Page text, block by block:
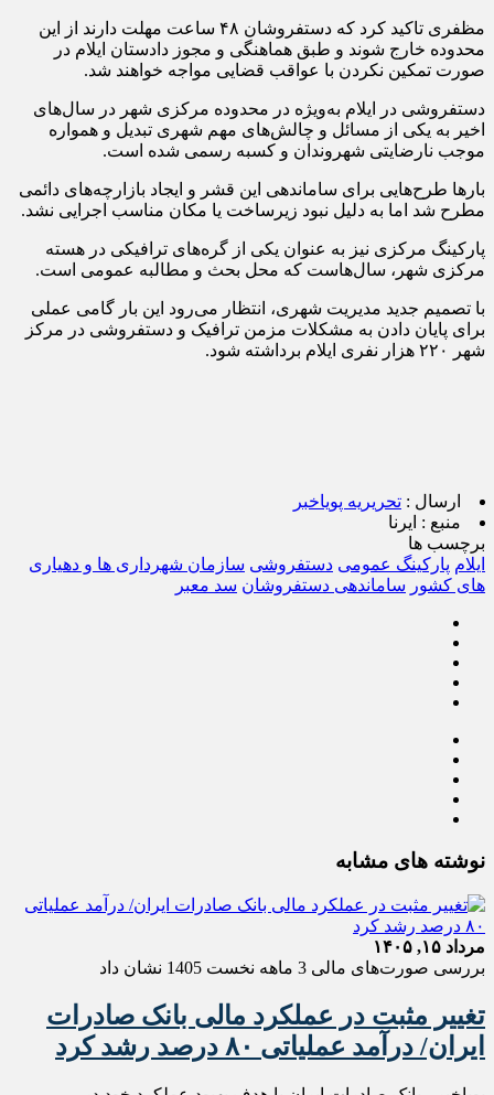
مظفری تاکید کرد که دستفروشان ۴۸ ساعت مهلت دارند از این
محدوده خارج شوند و طبق هماهنگی و مجوز دادستان ایلام در
صورت تمکین نکردن با عواقب قضایی مواجه خواهند شد.
دستفروشی در ایلام به‌ویژه در محدوده مرکزی شهر در سال‌های
اخیر به یکی از مسائل و چالش‌های مهم شهری تبدیل و همواره
موجب نارضایتی شهروندان و کسبه رسمی شده است.
بارها طرح‌هایی برای ساماندهی این قشر و ایجاد بازارچه‌های دائمی
مطرح شد اما به دلیل نبود زیرساخت یا مکان مناسب اجرایی نشد.
پارکینگ مرکزی نیز به‌ عنوان یکی از گره‌های ترافیکی در هسته
مرکزی شهر، سال‌هاست که محل بحث و مطالبه عمومی است.
با تصمیم جدید مدیریت شهری، انتظار می‌رود این بار گامی عملی
برای پایان دادن به مشکلات مزمن ترافیک و دستفروشی در مرکز
شهر ۲۲۰ هزار نفری ایلام برداشته شود.
ارسال : تحریریه پویاخبر
منبع : ایرنا
برچسب ها
ایلام پارکینگ عمومی دستفروشی سازمان شهرداری ها و دهیاری
های کشور ساماندهی دستفروشان سد معبر
نوشته های مشابه
مرداد ۱۵, ۱۴۰۵
بررسی صورت‌های مالی 3 ماهه نخست 1405 نشان داد
تغییر مثبت در عملکرد مالی بانک صادرات
ایران/ درآمد عملیاتی ۸۰ درصد رشد کرد